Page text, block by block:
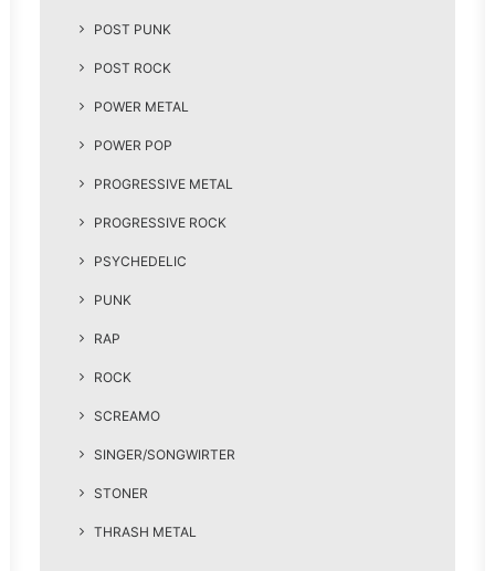
POST PUNK
POST ROCK
POWER METAL
POWER POP
PROGRESSIVE METAL
PROGRESSIVE ROCK
PSYCHEDELIC
PUNK
RAP
ROCK
SCREAMO
SINGER/SONGWIRTER
STONER
THRASH METAL